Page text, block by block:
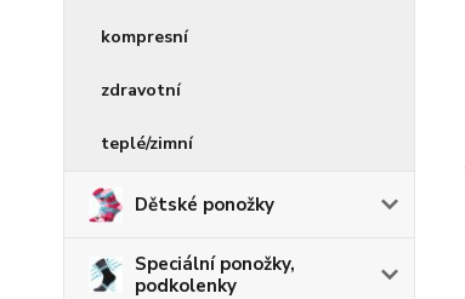
kompresní
zdravotní
teplé/zimní
Dětské ponožky
Speciální ponožky,
podkolenky